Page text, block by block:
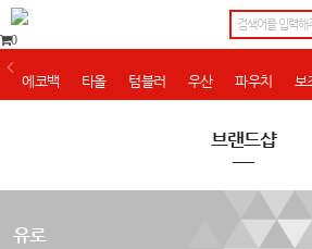
0
에코백 타올 텀블러 우산 파우치 보
브랜드샵
유로